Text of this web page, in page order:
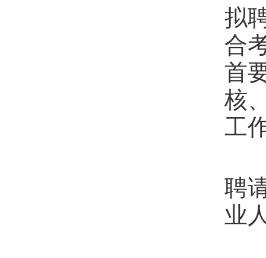
拟
合
首
核
工
聘
业